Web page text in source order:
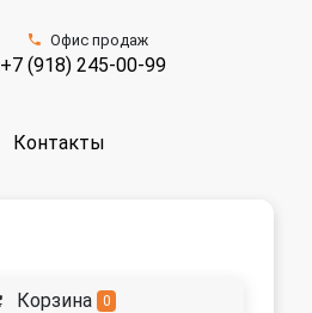
Офис продаж
+7 (918) 245-00-99
Контакты
Корзина 0